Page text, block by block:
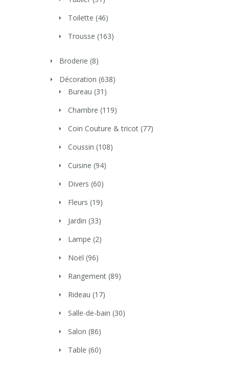
Toilette (46)
Trousse (163)
Broderie (8)
Décoration (638)
Bureau (31)
Chambre (119)
Coin Couture & tricot (77)
Coussin (108)
Cuisine (94)
Divers (60)
Fleurs (19)
Jardin (33)
Lampe (2)
Noël (96)
Rangement (89)
Rideau (17)
Salle-de-bain (30)
Salon (86)
Table (60)